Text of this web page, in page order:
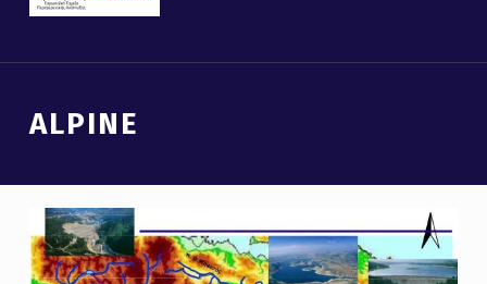
Introduction
ALPINE